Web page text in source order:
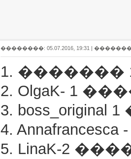
��������: 05.07.2016, 19:31 |
1. �������
2. OlgaK- 1
3.
4.
5. LinaK-2